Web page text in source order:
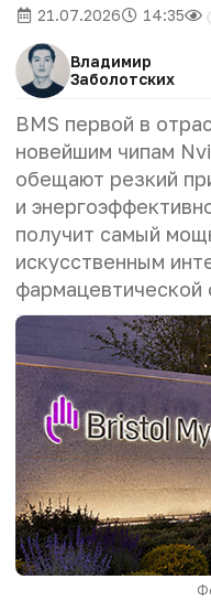
21.07.2026 14:35
Владимир
Заболотских
BMS первой в
новейшим чипам
обещают резкий
и
получит самый
искусственным
фармацевтической